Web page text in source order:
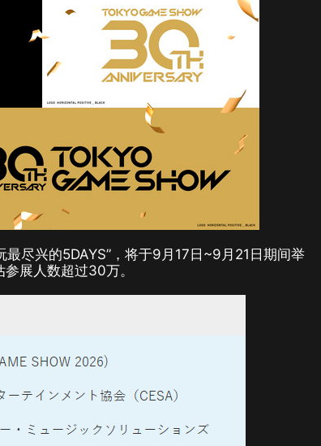
尽兴的5DAYS”，将于9月17日~9月21日期间举
展人数超过30万。